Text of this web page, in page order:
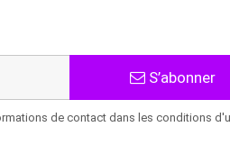
S’abonner
de contact dans les conditions